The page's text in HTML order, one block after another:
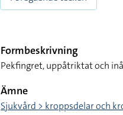
Formbeskrivning
Pekfingret, uppåtriktat och
Ämne
Sjukvård > kroppsdelar och